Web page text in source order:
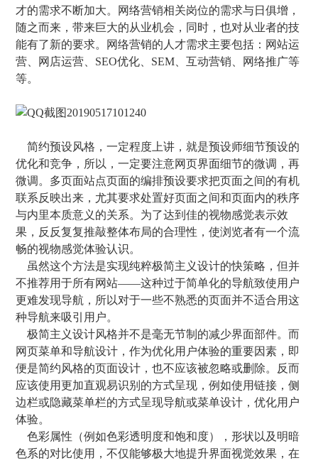
才的需求不断加大。网络营销相关岗位的需求与日俱增，
随之而来，带来巨大的从业机会，同时，也对从业者的技
能有了新的要求。网络营销的人才需求主要包括：网站运
营、网店运营、SEO优化、SEM、互动营销、网络推广等
等。
简约预设风格，一定程度上讲，就是预设师细节预设的
优化和竞争，所以，一定要注意网页界面细节的微调，再
微调。多页面站点页面的编排预设要求把页面之间的有机
联系反映出来，尤其要求处置好页面之间和页面内的秩序
与内里本质意义的关系。为了达到佳的视物感觉表示效
果，反反复复推敲整体布局的合理性，使浏览者有一个流
畅的视物感觉体验认识。
虽然这个方法是实现纯粹极简主义设计的快策略，但并
不推荐用于所有网站——这种过于简单化的导航致使用户
更难发现导航，所以对于一些不熟悉的页面并不适合用这
种导航来吸引用户。
极简主义设计风格并不是毫无节制的减少界面部件。而
网页菜单和导航设计，作为优化用户体验的重要因素，即
便是简约风格的页面设计，也不应该被忽略或删除。反而
应该使用更加直观易识别的方式呈现，例如使用链接，侧
边栏或隐藏菜单栏的方式呈现导航或菜单设计，优化用户
体验。
色彩属性（例如色彩透明度和饱和度），形状以及明暗
色系的对比使用，不仅能够极大地提升界面视觉效果，在